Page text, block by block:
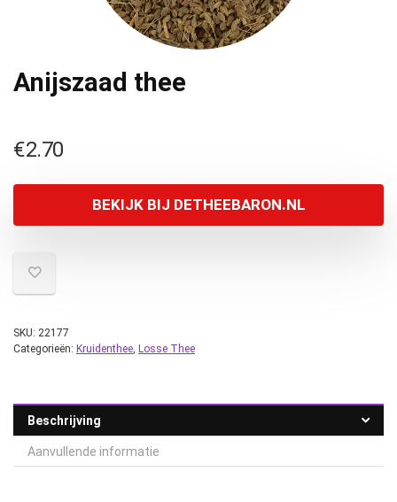
Anijszaad thee
€2.70
BEKIJK BIJ DETHEEBARON.NL
SKU: 22177
Categorieën: Kruidenthee, Losse Thee
Beschrijving
Aanvullende informatie